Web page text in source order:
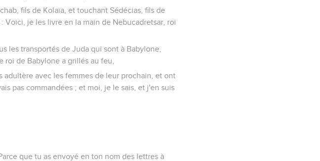
fils de Kolaïa, et touchant Sédécias, fils de
Voici, je les livre en la main de Nebucadretsar, roi
les transportés de Juda qui sont à Babylone,
roi de Babylone a grillés au feu,
avec les femmes de leur prochain, et ont
pas commandées ; et moi, je le sais, et j'en suis
que tu as envoyé en ton nom des lettres à